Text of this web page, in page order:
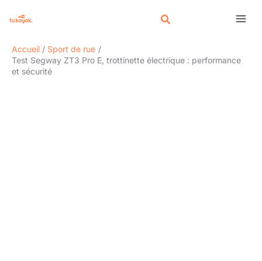
Accueil
Sport de rue
Test Segway ZT3 Pro E, trottinette électrique : performance
et sécurité